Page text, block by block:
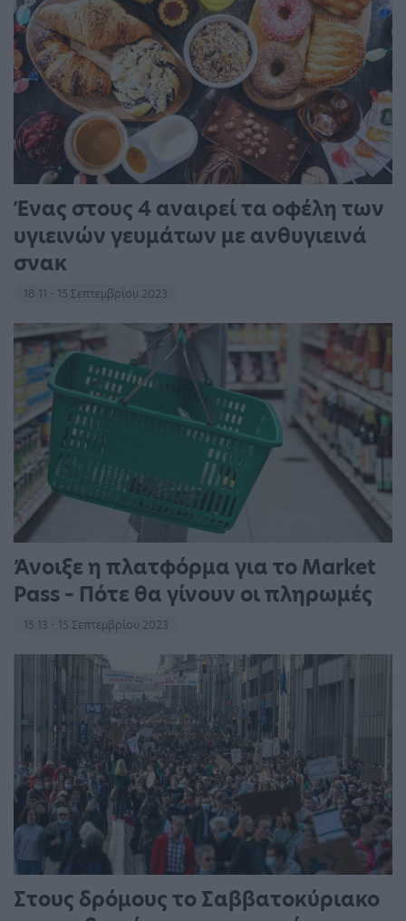
Ένας στους 4 αναιρεί τα οφέλη των
υγιεινών γευμάτων με ανθυγιεινά
σνακ
18:11 - 15 Σεπτεμβρίου 2023
Άνοιξε η πλατφόρμα για το Market
Pass – Πότε θα γίνουν οι πληρωμές
15:13 - 15 Σεπτεμβρίου 2023
Στους δρόμους το Σαββατοκύριακο